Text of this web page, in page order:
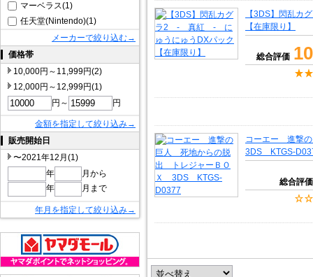
マーベラス(1)
任天堂(Nintendo)(1)
メーカーで絞り込む→
価格帯
10,000円～11,999円(2)
12,000円～12,999円(1)
円～
円
金額を指定して絞り込み→
販売開始日
〜2021年12月(1)
年
月から
年
月まで
年月を指定して絞り込み→
【3DS】閃乱
【在庫限り】
総合評価
コーエー 進撃
3DS KTGS-
総合評価